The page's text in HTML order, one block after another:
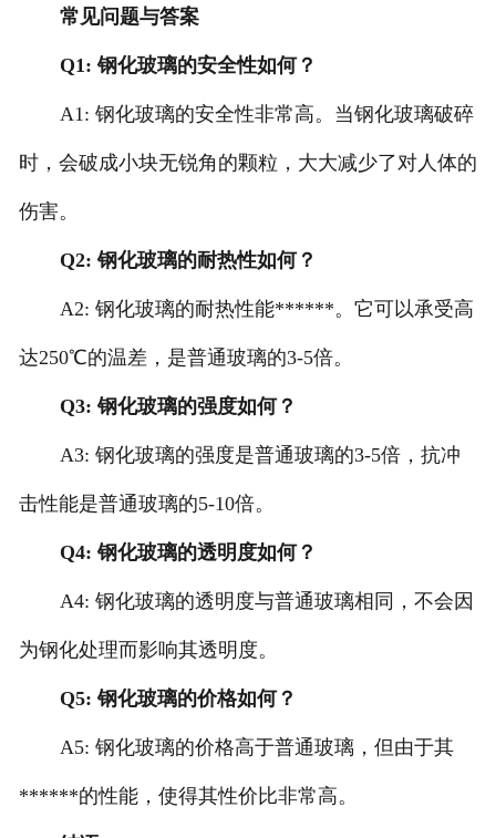
常见问题与答案
Q1: 钢化玻璃的安全性如何？
A1: 钢化玻璃的安全性非常高。当钢化玻璃破碎
时，会破成小块无锐角的颗粒，大大减少了对人体的
伤害。
Q2: 钢化玻璃的耐热性如何？
A2: 钢化玻璃的耐热性能******。它可以承受高
达250℃的温差，是普通玻璃的3-5倍。
Q3: 钢化玻璃的强度如何？
A3: 钢化玻璃的强度是普通玻璃的3-5倍，抗冲
击性能是普通玻璃的5-10倍。
Q4: 钢化玻璃的透明度如何？
A4: 钢化玻璃的透明度与普通玻璃相同，不会因
为钢化处理而影响其透明度。
Q5: 钢化玻璃的价格如何？
A5: 钢化玻璃的价格高于普通玻璃，但由于其
******的性能，使得其性价比非常高。